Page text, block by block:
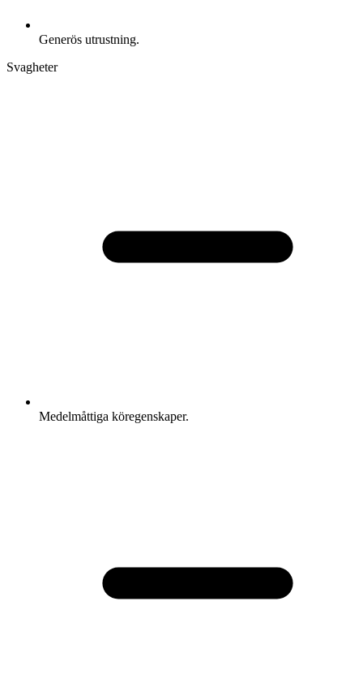
Generös utrustning.
Svagheter
Medelmåttiga köregenskaper.